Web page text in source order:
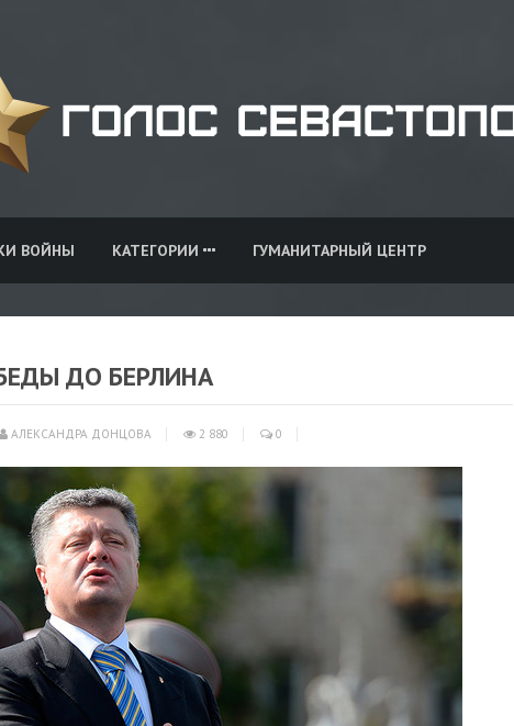
ВОЙНЫ КАТЕГОРИИ ГУМАНИТАРНЫЙ ЦЕНТР
ДО БЕРЛИНА
АЛЕКСАНДРА ДОНЦОВА 2 880 0